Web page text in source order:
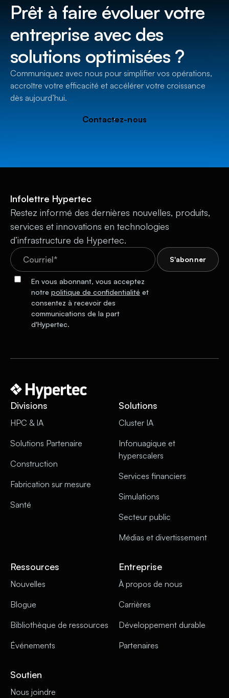
Prêt à faire évoluer votre
entreprise avec des
solutions optimisées ?
Communiquez avec nous pour simplifier vos opérations,
accroître votre efficacité et accélérer votre croissance
dès aujourd’hui.
Contactez-nous
Infolettre Hypertec
Restez informé des dernières nouvelles, produits,
services et innovations en technologies
d’infrastructure de Hypertec.
En vous abonnant, vous acceptez
notre politique de confidentialité et
consentez à recevoir des
communications de la part
d'Hypertec.
Divisions
HPC & IA
Solutions Partenaire
Construction
Fabrication sur mesure
Santé
Solutions
Cluster IA
Infonuagique et
hyperscalers
Services financiers
Simulations
Secteur public
Médias et divertissement
Ressources
Nouvelles
Blogue
Bibliothèque de ressources
Événements
Entreprise
À propos de nous
Carrières
Développement durable
Partenaires
Soutien
Nous joindre